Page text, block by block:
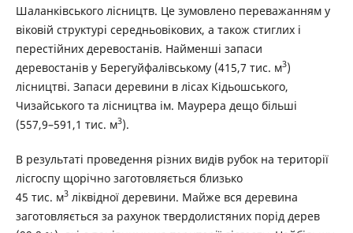
Шаланківського лісництв. Це зумовлено переважанням у
віковій структурі середньовікових, а також стиглих і
перестійних деревостанів. Найменші запаси
деревостанів у Берегуйфалівському (415,7 тис. м3)
лісництві. Запаси деревини в лісах Кідьошського,
Чизайського та лісництва ім. Маурера дещо більші
(557,9–591,1 тис. м3).
В результаті проведення різних видів рубок на території
лісгоспу щорічно заготовляється близько
45 тис. м3ліквідної деревини. Майже вся деревина
заготовляється за рахунок твердолистяних порід дерев